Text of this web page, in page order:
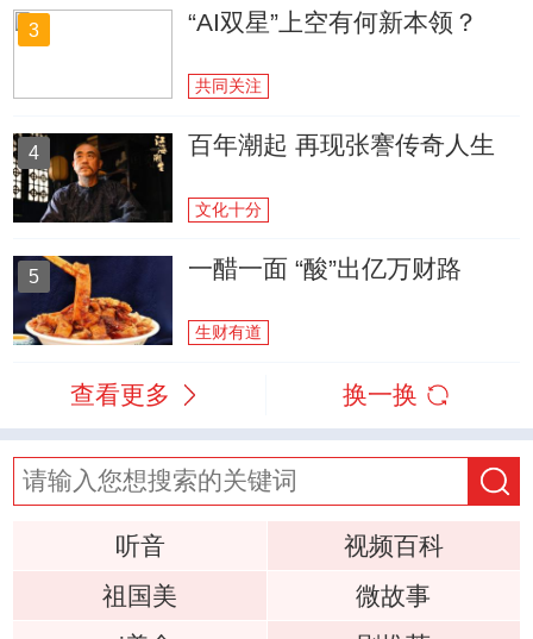
3 “AI双星”上空有何新本领？
共同关注
4 百年潮起 再现张謇传奇人生
文化十分
5 一醋一面 “酸”出亿万财路
生财有道
查看更多 换一换
听音
视频百科
祖国美
微故事